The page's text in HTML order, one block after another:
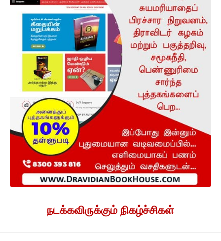
நடக்கவிருக்கும் நிகழ்ச்சிகள்